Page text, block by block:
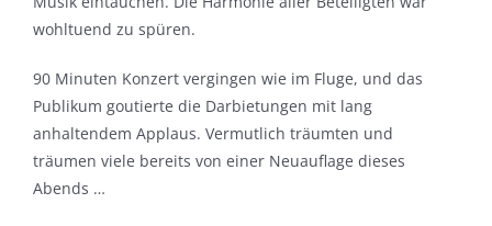
wohltuend zu spüren.
90 Minuten Konzert vergingen wie im Fluge, und das
Publikum goutierte die Darbietungen mit lang
anhaltendem Applaus. Vermutlich träumten und
träumen viele bereits von einer Neuauflage dieses
Abends …